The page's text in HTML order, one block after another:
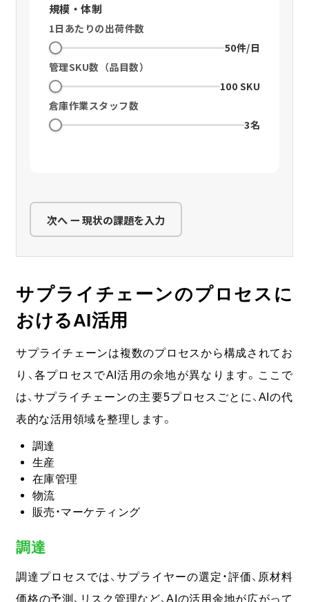
規模・体制
1日あたりの出荷件数
50件/日
管理SKU数（品目数）
100 SKU
倉庫作業スタッフ数
3名
次へ ー 現状の課題を入力
サプライチェーンのプロセスに
おけるAI活用
サプライチェーンは複数のプロセスから構成されてお
り、各プロセスでAI活用の余地が異なります。ここで
は、サプライチェーンの主要5プロセスごとに、AIの代
表的な活用領域を整理します。
調達
生産
在庫管理
物流
販売・マーケティング
調達
調達プロセスでは、サプライヤーの選定・評価、原材料
価格の予測、リスク管理など、AIの活用余地が広がって